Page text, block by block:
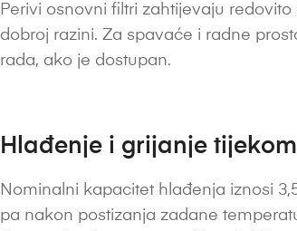
Perivi osnovni filtri zahtijevaju
dobroj razini. Za spavaće i radne
rada, ako je dostupan.
Hlađenje i grijanje
Nominalni kapacitet hlađenja iznosi
pa nakon postizanja zadane